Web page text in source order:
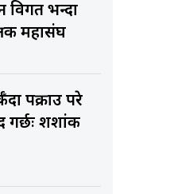
भन्दा
महासंघ
पक्राउ परे
गर्छः शशांक